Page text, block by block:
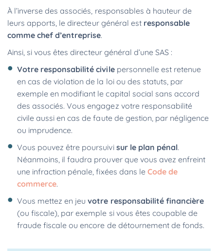
À l’inverse des associés, responsables à hauteur de
leurs apports, le directeur général est responsable
comme chef d’entreprise.
Ainsi, si vous êtes directeur général d’une SAS :
Votre responsabilité civilepersonnelle est retenue
en cas de violation de la loi ou des statuts, par
exemple en modifiant le capital social sans accord
des associés. Vous engagez votre responsabilité
civile aussi en cas de faute de gestion, par négligence
ou imprudence.
Vous pouvez être poursuivi sur le plan pénal.
Néanmoins, il faudra prouver que vous avez enfreint
une infraction pénale, fixées dans le Code de
commerce.
Vous mettez en jeuvotre responsabilité financière
(ou fiscale), par exemple si vous êtes coupable de
fraude fiscale ou encore de détournement de fonds.